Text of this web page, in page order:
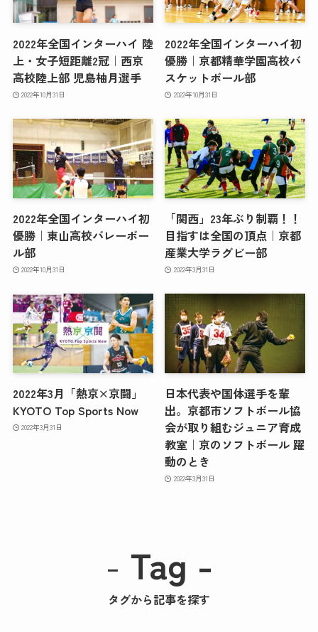
2022年全国インターハイ 陸
上・女子短距離2冠｜西京
高校陸上部 児島柚月選手
2022年10月31日
2022年全国インターハイ初
優勝｜京都精華学園高校バ
スケットボール部
2022年10月31日
2022年全国インターハイ初
優勝｜東山高校バレーボー
ル部
2022年10月31日
「関西」23年ぶり制覇！！
目指すは全国の頂点｜京都
産業大学ラグビー部
2022年3月31日
2022年3月「熱京×京闘」
KYOTO Top Sports Now
2022年3月31日
日本代表や国体選手を輩
出。京都市ソフトボール協
会が取り組むジュニア育成
教室｜京のソフトボール 躍
動のとき
2022年3月31日
- Tag -
タグから記事を探す